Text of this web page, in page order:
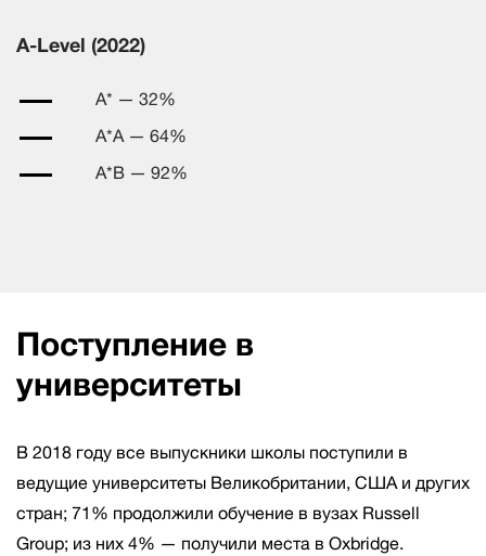
A-Level (2022)
A* — 32%
A*A — 64%
A*B — 92%
Поступление в
университеты
В 2018 году все выпускники школы поступили в
ведущие университеты Великобритании, США и других
стран; 71% продолжили обучение в вузах Russell
Group; из них 4% — получили места в Oxbridge.